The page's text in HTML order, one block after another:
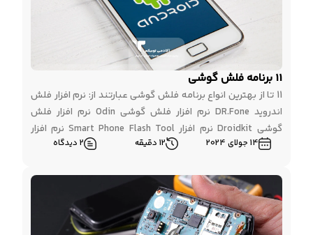
11 برنامه فلش گوشی
11 تا از بهترین انواع برنامه فلش گوشی عبارتند از: نرم افزار فلش
اندروید DR.Fone نرم افزار فلش گوشی Odin نرم افزار فلش
گوشی Droidkit نرم افزار Smart Phone Flash Tool نرم افزار
Tenorshare ReiBoot نرم افزار Tenorshare ReiBoot برنامه فلش
Infinity BEST برنامه SP Flash Tool […]
14 جولای 2024 12 دقیقه 2 دیدگاه